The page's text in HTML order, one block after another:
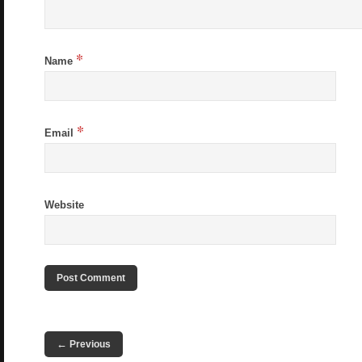
Name *
Email *
Website
← Previous